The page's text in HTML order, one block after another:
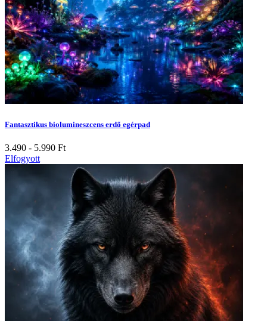
Fantasztikus biolumineszcens erdő egérpad
3.490 - 5.990 Ft
Elfogyott